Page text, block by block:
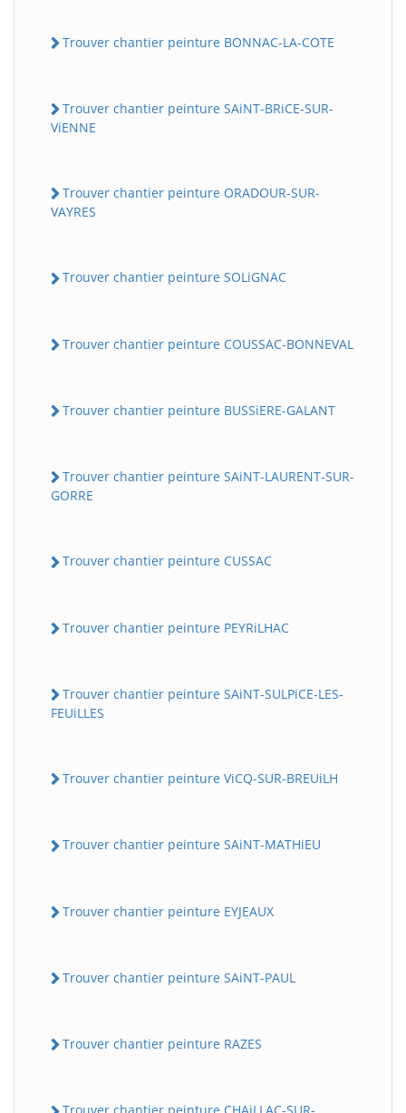
Trouver chantier peinture BONNAC-LA-COTE
Trouver chantier peinture SAiNT-BRiCE-SUR-
ViENNE
Trouver chantier peinture ORADOUR-SUR-
VAYRES
Trouver chantier peinture SOLiGNAC
Trouver chantier peinture COUSSAC-BONNEVAL
Trouver chantier peinture BUSSiERE-GALANT
Trouver chantier peinture SAiNT-LAURENT-SUR-
GORRE
Trouver chantier peinture CUSSAC
Trouver chantier peinture PEYRiLHAC
Trouver chantier peinture SAiNT-SULPiCE-LES-
FEUiLLES
Trouver chantier peinture ViCQ-SUR-BREUiLH
Trouver chantier peinture SAiNT-MATHiEU
Trouver chantier peinture EYJEAUX
Trouver chantier peinture SAiNT-PAUL
Trouver chantier peinture RAZES